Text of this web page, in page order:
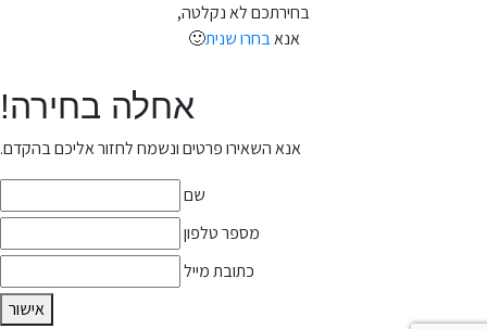
בחירתכם לא נקלטה,
אנאבחרו שנית🙂
אחלה בחירה!
אנא השאירו פרטים ונשמח לחזור אליכם בהקדם.
שם
מספר טלפון
כתובת מייל
אישור